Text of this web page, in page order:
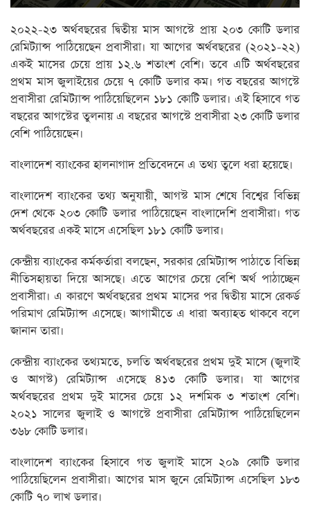
২০২২-২৩ অর্থবছরের দ্বিতীয় মাস আগস্টে প্রায় ২০৩ কোটি ডলার
রেমিট্যান্স পাঠিয়েছেন প্রবাসীরা। যা আগের অর্থবছরের (২০২১-২২)
একই মাসের চেয়ে প্রায় ১২.৬ শতাংশ বেশি। তবে এটি অর্থবছরের
প্রথম মাস জুলাইয়ের চেয়ে ৭ কোটি ডলার কম। গত বছরের আগস্টে
প্রবাসীরা রেমিট্যান্স পাঠিয়েছিলেন ১৮১ কোটি ডলার। এই হিসাবে গত
বছরের আগস্টের তুলনায় এ বছরের আগস্টে প্রবাসীরা ২৩ কোটি ডলার
বেশি পাঠিয়েছেন।
বাংলাদেশ ব্যাংকের হালনাগাদ প্রতিবেদনে এ তথ্য তুলে ধরা হয়েছে।
বাংলাদেশ ব্যাংকের তথ্য অনুযায়ী, আগস্ট মাস শেষে বিশ্বের বিভিন্ন
দেশ থেকে ২০৩ কোটি ডলার পাঠিয়েছেন বাংলাদেশি প্রবাসীরা। গত
অর্থবছরের একই মাসে এসেছিল ১৮১ কোটি ডলার।
কেন্দ্রীয় ব্যাংকের কর্মকর্তারা বলছেন, সরকার রেমিট্যান্স পাঠাতে বিভিন্ন
নীতিসহায়তা দিয়ে আসছে। এতে আগের চেয়ে বেশি অর্থ পাঠাচ্ছেন
প্রবাসীরা। এ কারণে অর্থবছরের প্রথম মাসের পর দ্বিতীয় মাসে রেকর্ড
পরিমাণ রেমিট্যান্স এসেছে। আগামীতে এ ধারা অব্যাহত থাকবে বলে
জানান তারা।
কেন্দ্রীয় ব্যাংকের তথ্যমতে, চলতি অর্থবছরের প্রথম দুই মাসে (জুলাই
ও আগস্ট) রেমিট্যান্স এসেছে ৪১৩ কোটি ডলার। যা আগের
অর্থবছরের প্রথম দুই মাসের চেয়ে ১২ দশমিক ৩ শতাংশ বেশি।
২০২১ সালের জুলাই ও আগস্টে প্রবাসীরা রেমিট্যান্স পাঠিয়েছিলেন
৩৬৮ কোটি ডলার।
বাংলাদেশ ব্যাংকের হিসাবে গত জুলাই মাসে ২০৯ কোটি ডলার
পাঠিয়েছিলেন প্রবাসীরা। আগের মাস জুনে রেমিট্যান্স এসেছিল ১৮৩
কোটি ৭০ লাখ ডলার।